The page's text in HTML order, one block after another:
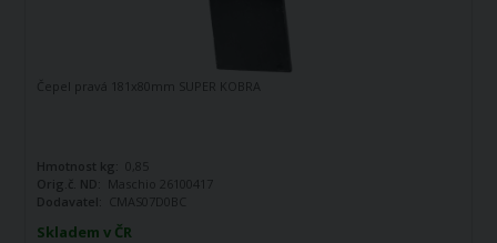
Skladem v ČR
Čepel pravá 181x80mm SUPER KOBRA
Hmotnost kg:
0,85
Orig.č. ND: Maschio 26100417
Dodavatel:
CMAS07D0BC